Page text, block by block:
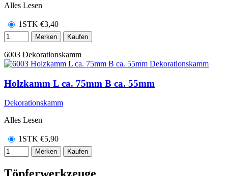
Alles Lesen
1STK €3,40
Merken Kaufen
6003 Dekorationskamm
Holzkamm L ca. 75mm B ca. 55mm
Dekorationskamm
Alles Lesen
1STK €5,90
Merken Kaufen